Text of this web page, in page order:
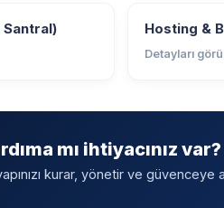
Santral) Hosting &
Detayları
mı ihtiyacınız var?
kurar, yönetir ve güvenceye